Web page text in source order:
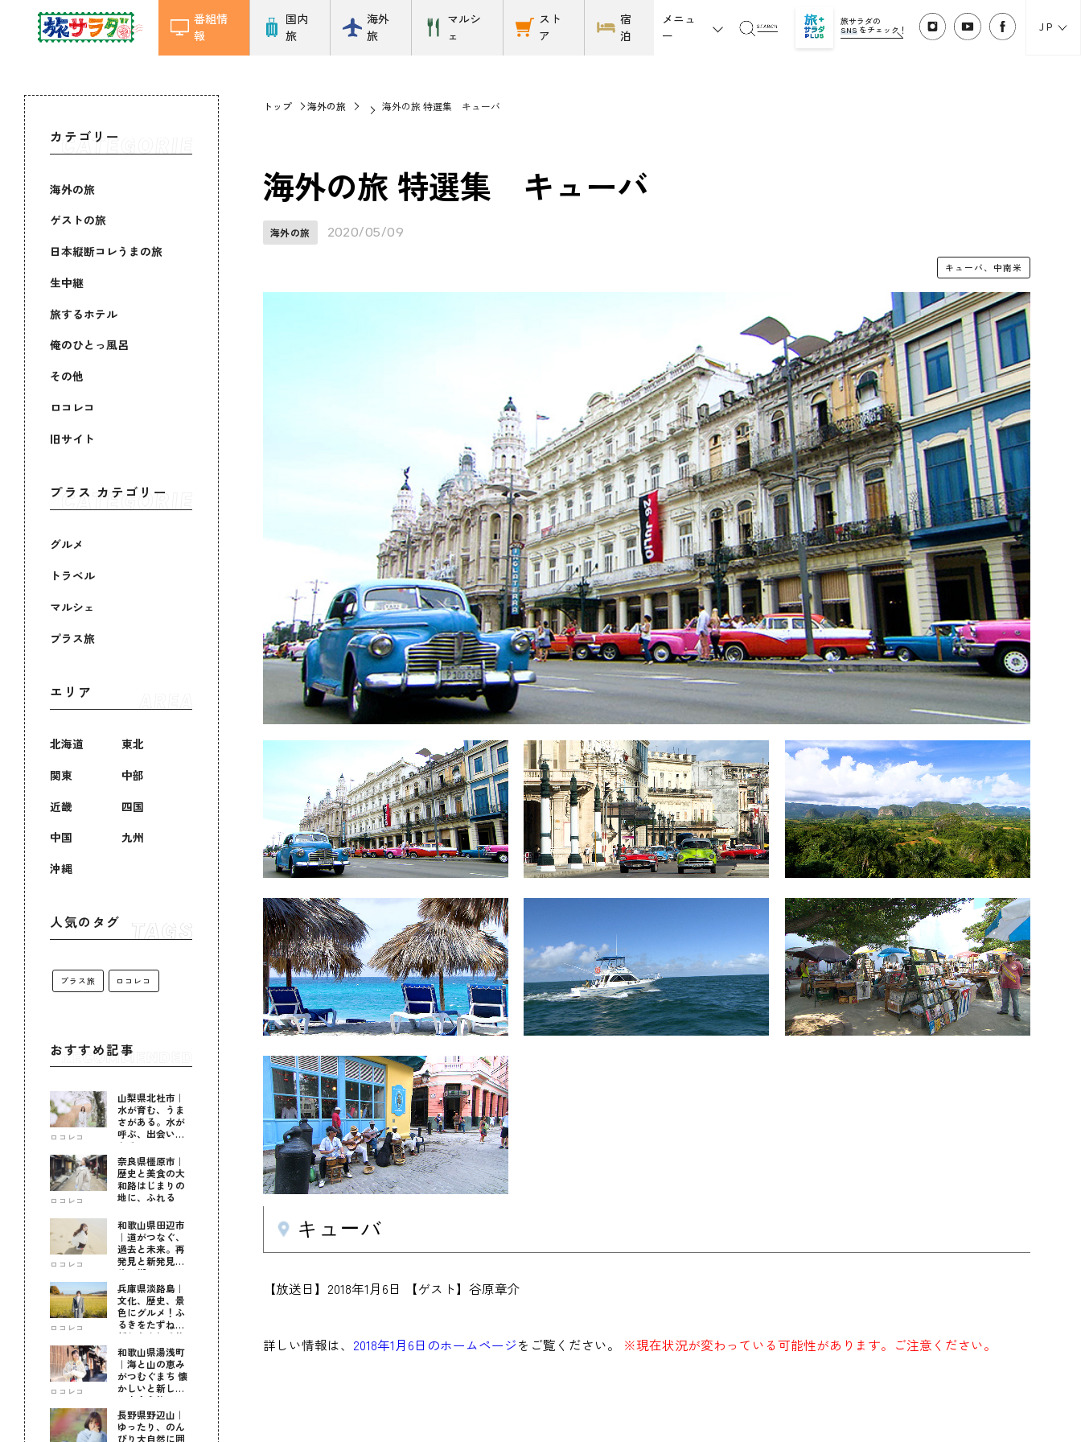
番組情
報
国内
旅
海外
旅
マルシ
ェ
スト
ア
宿
泊
メニュ
ー
旅サラダの
SNS をチェック！ JP
カテゴリー
海外の旅
ゲストの旅
日本縦断コレうまの旅
生中継
旅するホテル
俺のひとっ風呂
その他
ロコレコ
旧サイト
プラス カテゴリー
グルメ
トラベル
マルシェ
プラス旅
エリア
北海道
東北
関東
中部
近畿
四国
中国
九州
沖縄
人気のタグ
プラス旅 ロコレコ
おすすめ記事
ロコレコ
山梨県北杜市｜
水が育む、うま
さがある。水が
呼ぶ、出会いが
ある。
ロコレコ
奈良県橿原市｜
歴史と美食の大
和路はじまりの
地に、ふれる
ロコレコ
和歌山県田辺市
｜道がつなぐ、
過去と未来。再
発見と新発見の
待つ街へ
ロコレコ
兵庫県淡路島｜
文化、歴史、景
色にグルメ！ふ
るきをたずねて
新しきを知る旅
ロコレコ
和歌山県湯浅町
｜海と山の恵み
がつむぐまち 懐
かしいと新しい
に出会う旅
長野県野辺山｜
ゆったり、のん
びり大自然に囲
トップ 海外の旅 海外の旅 特選集 キューバ
海外の旅 特選集 キューバ
海外の旅 2020/05/09
キューバ、中南米
キューバ
【放送日】2018年1月6日 【ゲスト】谷原章介
詳しい情報は、 2018年1月6日のホームページをご覧ください。 ※現在状況が変わっている可能性があります。ご注意ください。